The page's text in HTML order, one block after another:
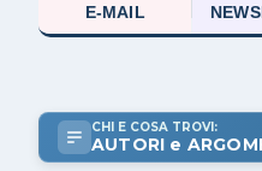
E-MAIL
CHI E COSA TROVI:
AUTORI e